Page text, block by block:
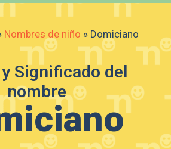
Nombres de niño » Domiciano
Significado del
nombre